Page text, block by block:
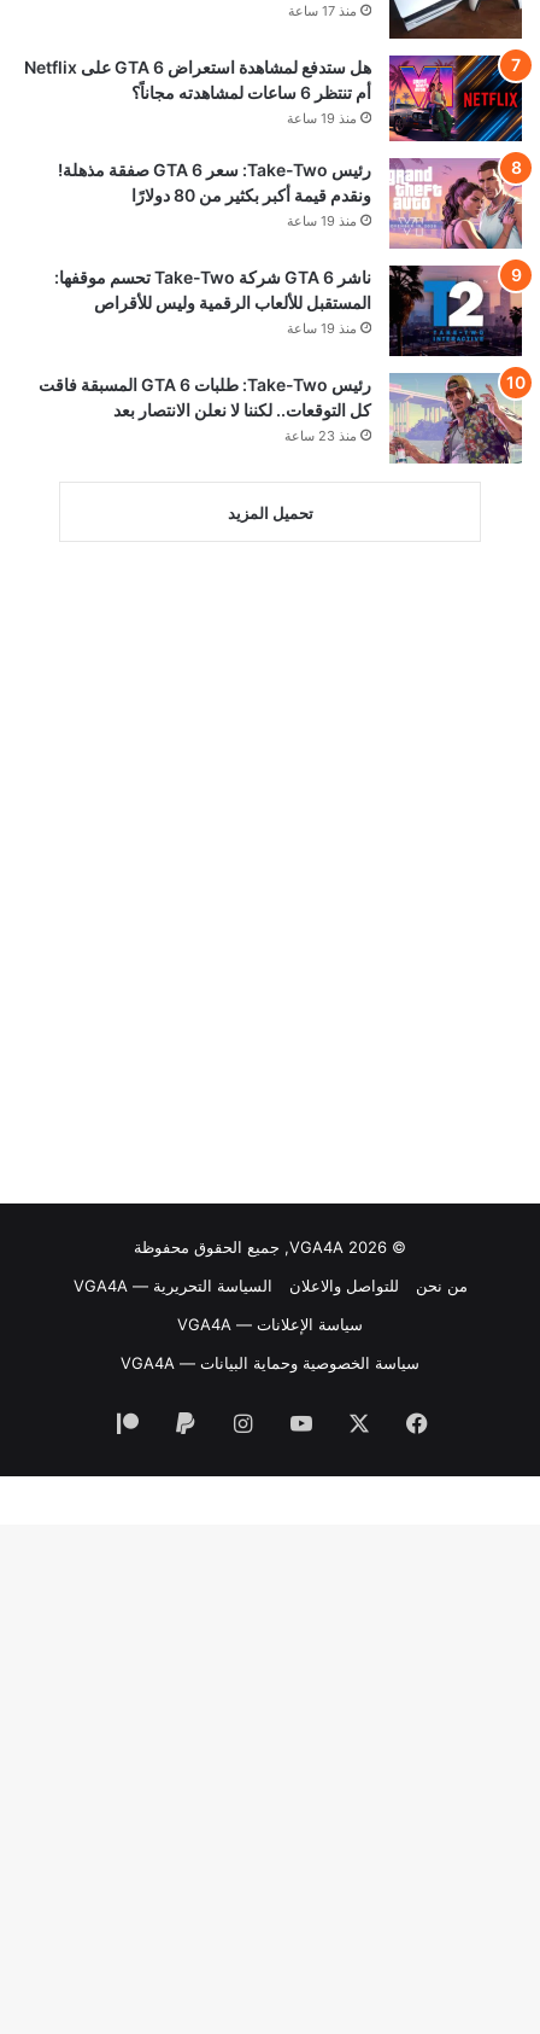
منذ 17 ساعة
هل ستدفع لمشاهدة استعراض GTA 6 على Netflix
أم تنتظر 6 ساعات لمشاهدته مجاناً؟
منذ 19 ساعة
رئيس Take-Two: سعر GTA 6 صفقة مذهلة!
ونقدم قيمة أكبر بكثير من 80 دولارًا
منذ 19 ساعة
ناشر GTA 6 شركة Take-Two تحسم موقفها:
المستقبل للألعاب الرقمية وليس للأقراص
منذ 19 ساعة
رئيس Take-Two: طلبات GTA 6 المسبقة فاقت
كل التوقعات.. لكننا لا نعلن الانتصار بعد
منذ 23 ساعة
تحميل المزيد
© VGA4A 2026, جميع الحقوق محفوظة
من نحن
للتواصل والاعلان
السياسة التحريرية — VGA4A
سياسة الإعلانات — VGA4A
سياسة الخصوصية وحماية البيانات — VGA4A
فيسبوك ‫YouTubeانستقرام
‏Paypal
‫Patreon